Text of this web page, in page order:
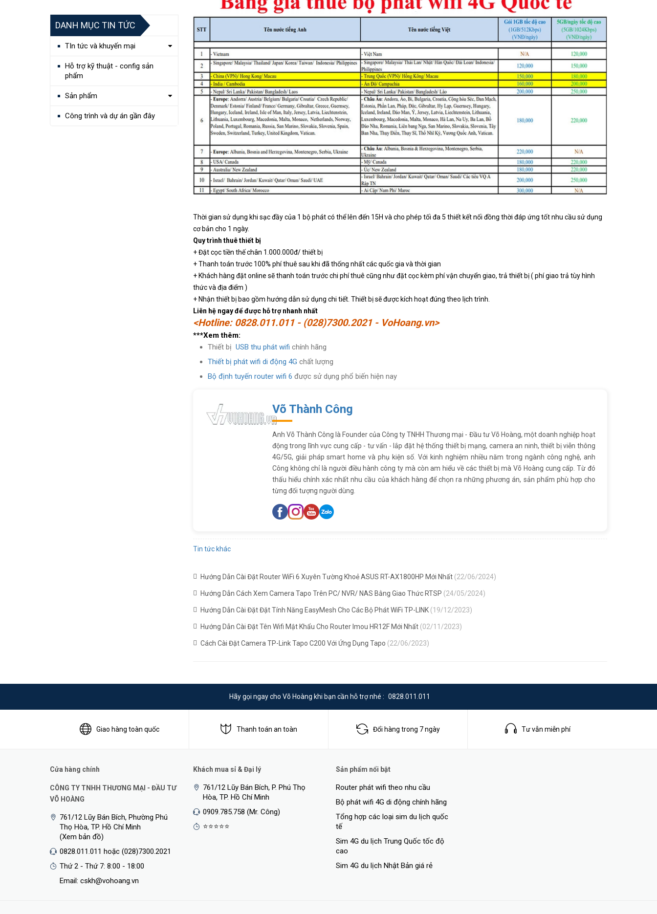
Thời gian sử dụng khi sạc đầy của 1 bộ phát có thể lên đến 15H và cho phép tối đa 5 thiết kết nối đồng thời đáp ứng tốt nhu cầu sử dụng
cơ bản cho 1 ngày.
Quy trình thuê thiết bị
+ Đặt cọc tiền thế chân 1.000.000đ/ thiết bị
+ Thanh toán trước 100% phí thuê sau khi đã thống nhất các quốc gia và thời gian
+ Khách hàng đặt online sẽ thanh toán trước chi phí thuê cũng như đặt cọc kèm phí vận chuyển giao, trả thiết bị ( phí giao trả tùy hình
thức và địa điểm )
+ Nhận thiết bị bao gồm hướng dẫn sử dụng chi tiết. Thiết bị sẽ được kích hoạt đúng theo lịch trình.
Liên hệ ngay để được hỗ trợ nhanh nhất
<Hotline: 0828.011.011 - (028)7300.2021 - VoHoang.vn>
***Xem thêm:
Thiết bị USB thu phát wifi chính hãng
Thiết bị phát wifi di động 4G chất lượng
Bộ định tuyến router wifi 6 được sử dụng phổ biến hiện nay
Võ Thành Công
Anh Võ Thành Công là Founder của Công ty TNHH Thương mại - Đầu tư Võ Hoàng, một doanh nghiệp hoạt
động trong lĩnh vực cung cấp - tư vấn - lắp đặt hệ thống thiết bị mạng, camera an ninh, thiết bị viễn thông
4G/5G, giải pháp smart home và phụ kiện số. Với kinh nghiệm nhiều năm trong ngành công nghệ, anh
Công không chỉ là người điều hành công ty mà còn am hiểu về các thiết bị mà Võ Hoàng cung cấp. Từ đó
thấu hiểu chính xác nhất nhu cầu của khách hàng để chọn ra những phương án, sản phẩm phù hợp cho
từng đối tượng người dùng.
Tin tức khác
Hướng Dẫn Cài Đặt Router WiFi 6 Xuyên Tường Khoẻ ASUS RT-AX1800HP Mới Nhất (22/06/2024)
Hướng Dẫn Cách Xem Camera Tapo Trên PC/ NVR/ NAS Bằng Giao Thức RTSP (24/05/2024)
Hướng Dẫn Cài Đặt Đặt Tính Năng EasyMesh Cho Các Bộ Phát WiFi TP-LINK (19/12/2023)
Hướng Dẫn Cài Đặt Tên Wifi Mật Khẩu Cho Router Imou HR12F Mới Nhất (02/11/2023)
Cách Cài Đặt Camera TP-Link Tapo C200 Với Ứng Dụng Tapo (22/06/2023)
DANH MỤC TIN TỨC
TIn tức và khuyến mại
Hỗ trợ kỹ thuật - config sản
phẩm
Sản phẩm
Công trình và dự án gần đây
Hãy gọi ngay cho Võ Hoàng khi bạn cần hỗ trợ nhé : 0828.011.011
Giao hàng toàn quốc Thanh toán an toàn Đổi hàng trong 7 ngày Tư vẫn miễn phí
Cửa hàng chính
CÔNG TY TNHH THƯƠNG MẠI - ĐẦU TƯ
VÕ HOÀNG
761/12 Lũy Bán Bích, Phường Phú
Thọ Hòa, TP. Hồ Chí Minh
(Xem bản đồ)
0828.011.011 hoặc (028)7300.2021
Thứ 2 - Thứ 7: 8:00 - 18:00
Email: cskh@vohoang.vn
Khách mua sỉ & Đại lý
761/12 Lũy Bán Bích, P. Phú Thọ
Hòa, TP. Hồ Chí Minh
0909.785.758 (Mr. Công)
⭐⭐⭐⭐⭐
Sản phẩm nổi bật
Router phát wifi theo nhu cầu
Bộ phát wifi 4G di động chính hãng
Tổng hợp các loại sim du lịch quốc
tế
Sim 4G du lịch Trung Quốc tốc độ
cao
Sim 4G du lịch Nhật Bản giá rẻ